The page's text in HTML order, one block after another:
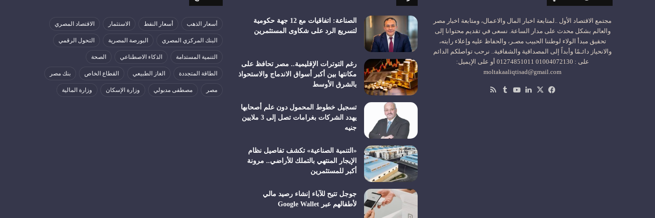
مجتمع الاقتصاد الأول ..لمتابعة اخبار المال والاعمال، ومتابعة اخبار مصر
والعالم بشكل محدث على مدار الساعة. نسعى في تقديم محتوانا إلى
تحقيق مبدأ الولاء لوطننا الحبيب مصـر، والحفاظ عليه وإعلاء رايته،
والانحياز دائـمًا وأبداً إلى المصداقية والشفافية.. نرحب تواصلكم الدائم
على : 01004072130 01274851011 أو على الإيميل:
moltakaaliqtisad@gmail.com
فيسبوك
‫X لينكدإن‫YouTube
الصناعة: اتفاقيات مع 12 جهة حكومية
لتسريع الرد على شكاوى المستثمرين
رغم التوترات الإقليمية.. مصر تحافظ على
مكانتها بين أكبر أسواق الاندماج والاستحواذ
بالشرق الأوسط
تسجيل خطوط المحمول دون علم أصحابها
يهدد الشركات بغرامات تصل إلى 3 ملايين
جنيه
«التنمية الصناعية» تكشف تفاصيل نظام
الإيجار المنتهي بالتملك للأراضي.. مرونة
أكبر للمستثمرين
جوجل تتيح للآباء إنشاء رصيد مالي
لأطفالهم عبر Google Wallet
أسعار الذهب أسعار النفط الاستثمار الاقتصاد المصري
البنك المركزي المصري البورصة المصرية التحول الرقمي
التنمية المستدامة الذكاء الاصطناعي الصحة
الطاقة المتجددة الغاز الطبيعي القطاع الخاص بنك مصر
مصر مصطفى مدبولي وزارة الإسكان وزارة المالية